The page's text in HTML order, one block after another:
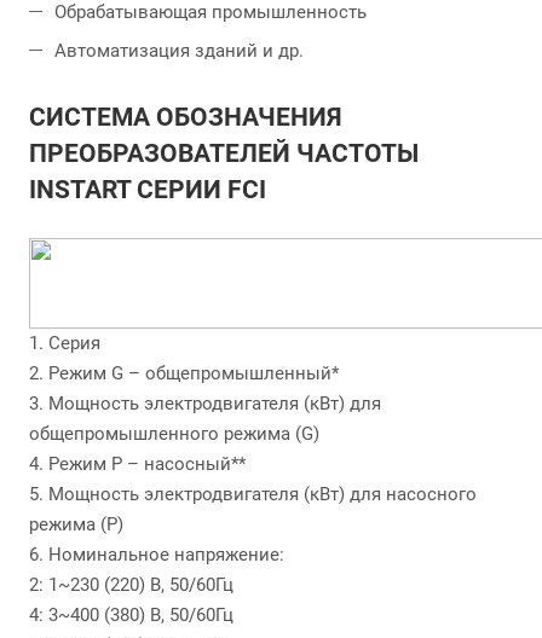
Обрабатывающая промышленность
Автоматизация зданий и др.
СИСТЕМА ОБОЗНАЧЕНИЯ
ПРЕОБРАЗОВАТЕЛЕЙ ЧАСТОТЫ
INSTART СЕРИИ FCI
1. Серия
2. Режим G – общепромышленный*
3. Мощность электродвигателя (кВт) для
общепромышленного режима (G)
4. Режим P – насосный**
5. Мощность электродвигателя (кВт) для насосного
режима (P)
6. Номинальное напряжение:
2: 1~230 (220) В, 50/60Гц
4: 3~400 (380) В, 50/60Гц